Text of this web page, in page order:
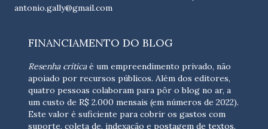
antonio.gally@gmail.com
FINANCIAMENTO DO BLOG
Resenha críticaé um empreendimento privado, não
apoiado por recursos públicos. Além dos editores,
quatro pessoas colaboram para pôr o blog no ar, a
um custo de R$ 2.000 mensais (em números de 2022).
Este valor é suficiente para cobrir os gastos com
suporte, coleta de, indexação e postagem de textos,